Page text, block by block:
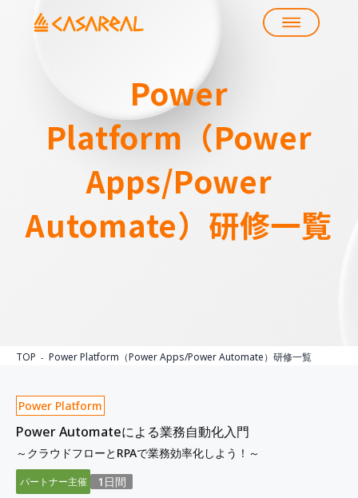
Power
Platform（Power
Apps/Power
Automate） 研修一覧
TOP Power Platform（Power Apps/Power Automate）研修一覧
Power Platform
Power Automateによる業務自動化入門
～クラウドフローとRPAで業務効率化しよう！～
パートナー主催 1日間